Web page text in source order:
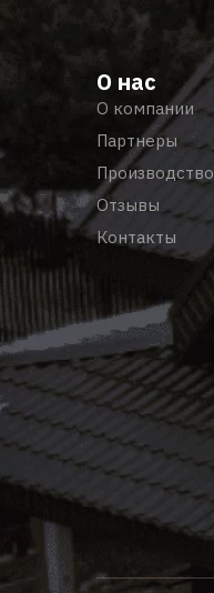
О нас
О компании
Партнеры
Производство
Отзывы
Контакты